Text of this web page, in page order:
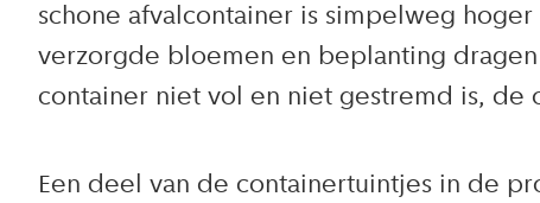
schone afvalcontainer is simpelweg
verzorgde bloemen en beplanting
container niet vol en niet gestremd is,
Een deel van de containertuintjes in de